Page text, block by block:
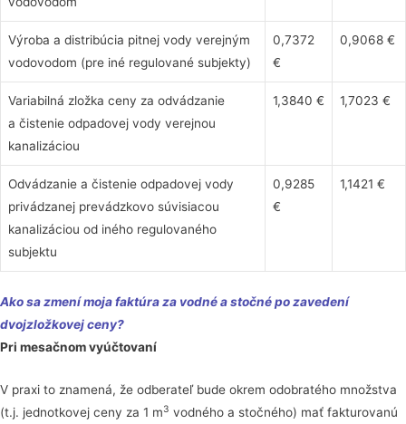
Výroba a distribúcia pitnej vody verejným
vodovodom (pre iné regulované subjekty)
0,7372
€
0,9068 €
Variabilná zložka ceny za odvádzanie
a čistenie odpadovej vody verejnou
kanalizáciou
1,3840 € 1,7023 €
Odvádzanie a čistenie odpadovej vody
privádzanej prevádzkovo súvisiacou
kanalizáciou od iného regulovaného
subjektu
0,9285
€
1,1421 €
Ako sa zmení moja faktúra za vodné a stočné po zavedení
dvojzložkovej ceny?
Pri mesačnom vyúčtovaní
V praxi to znamená, že odberateľ bude okrem odobratého množstva
(t.j. jednotkovej ceny za 1 m3 vodného a stočného) mať fakturovanú